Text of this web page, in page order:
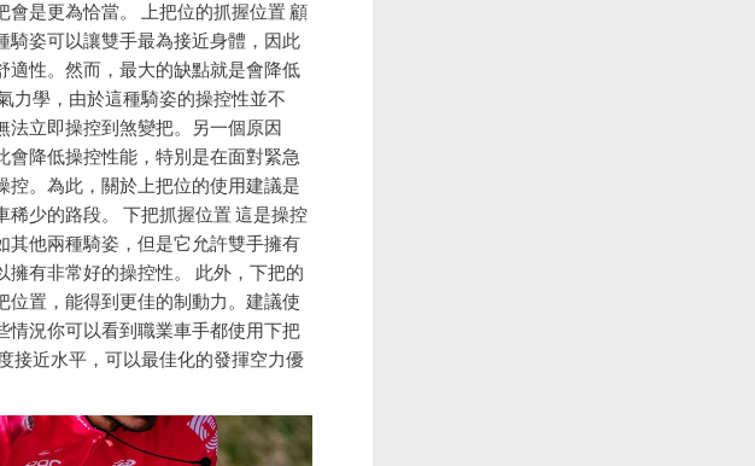
是更為恰當。 上把位的抓握位置 顧
騎姿可以讓雙手最為接近身體，因此
適性。然而，最大的缺點就是會降低
力學，由於這種騎姿的操控性並不
法立即操控到煞變把。另一個原因
降低操控性能，特別是在面對緊急
控。為此，關於上把位的使用建議是
少的路段。 下把抓握位置 這是操控
其他兩種騎姿，但是它允許雙手擁有
有非常好的操控性。 此外，下把的
位置，能得到更佳的制動力。建議使
情況你可以看到職業車手都使用下把
接近水平，可以最佳化的發揮空力優